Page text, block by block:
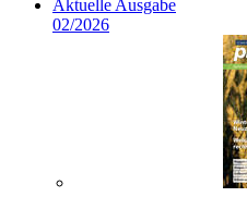
Aktuelle Ausgabe
02/2026